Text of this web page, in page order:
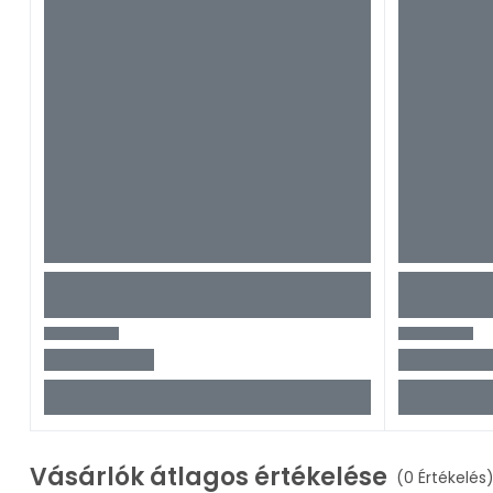
Vásárlók átlagos értékelése (0 Értékelés)